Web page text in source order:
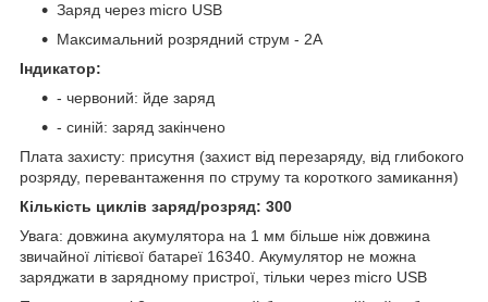
Заряд через micro USB
Максимальний розрядний струм - 2А
Індикатор:
- червоний: йде заряд
- синій: заряд закінчено
Плата захисту: присутня (захист від перезаряду, від глибокого
розряду, перевантаження по струму та короткого замикання)
Кількість циклів заряд/розряд: 300
Увага: довжина акумулятора на 1 мм більше ніж довжина
звичайної літієвої батареї 16340. Акумулятор не можна
заряджати в зарядному пристрої, тільки через micro USB